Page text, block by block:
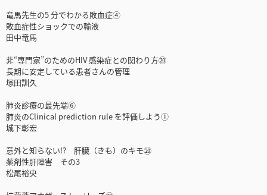
竜馬先生の5 分でわかる敗血症④
敗血症性ショックでの輸液
田中竜馬
非“専門家”のためのHIV 感染症との関わり方⑳
長期に安定している患者さんの管理
塚田訓久
肺炎診療の最先端⑥
肺炎のClinical prediction rule を評価しよう①
城下彰宏
意外と知らない!? 肝臓（きも）のキモ⑳
薬剤性肝障害 その3
松尾裕央